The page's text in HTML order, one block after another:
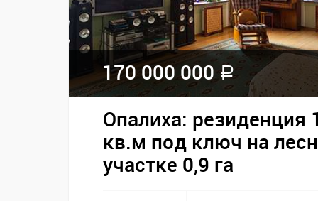
170 000 000 a
Опалиха: резиденция
кв.м под ключ на
участке 0,9 га